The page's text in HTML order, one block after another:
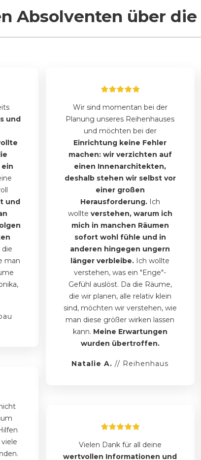
Absolventen über
und
und
die
man
Wir sind momentan bei der
Planung unseres Reihenhauses
und möchten bei der
Einrichtung keine Fehler
machen: wir verzichten auf
einen Innenarchitekten,
deshalb stehen wir selbst vor
einer großen
Herausforderung.Ich
wollte verstehen, warum ich
mich in manchen Räumen
sofort wohl fühle und in
anderen hingegen ungern
länger verbleibe. Ich wollte
verstehen, was ein "Enge"-
Gefühl auslöst. Da die Räume,
die wir planen, alle relativ klein
sind, möchten wir verstehen, wie
man diese größer wirken lassen
kann. Meine Erwartungen
wurden übertroffen.
Natalie A. // Reihenhaus
Vielen Dank für all deine
wertvollen Informationen und